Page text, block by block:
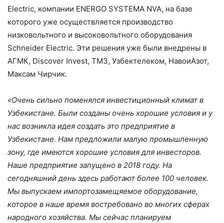
Electric, компании ENERGO SYSTEMA NVA, на базе
которого уже осуществляется производство
низковольтного и высоковольтного оборудования
Schneider Electric. Эти решения уже были внедрены в
АГМК, Discover Invest, ТМЗ, Узбектелеком, НавоиАзот,
Максам Чирчик.
«Очень сильно поменялся инвестиционный климат в
Узбекистане. Были созданы очень хорошие условия и у
нас возникла идея создать это предприятие в
Узбекистане. Нам предложили малую промышленную
зону, где имеются хорошие условия для инвесторов.
Наше предприятие запущено в 2018 году. На
сегодняшний день здесь работают более 100 человек.
Мы выпускаем импортозамещяемое оборудование,
которое в наше время востребовано во многих сферах
народного хозяйства. Мы сейчас планируем